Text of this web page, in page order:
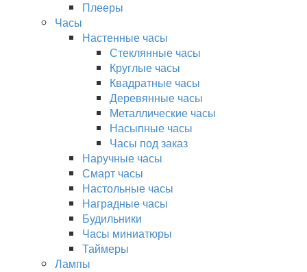
Плееры
Часы
Настенные часы
Стеклянные часы
Круглые часы
Квадратные часы
Деревянные часы
Металлические часы
Насыпные часы
Часы под заказ
Наручные часы
Смарт часы
Настольные часы
Наградные часы
Будильники
Часы миниатюры
Таймеры
Лампы